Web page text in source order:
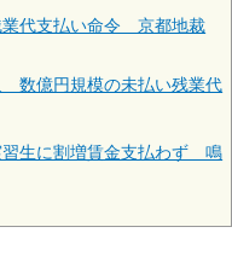
代支払い命令 京都地裁
億円規模の未払い残業代
生に割増賃金支払わず 鳴